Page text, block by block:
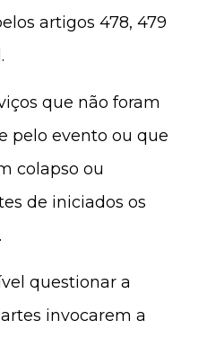
artigos 478, 479
que não foram
pelo evento ou que
colapso ou
de iniciados os
questionar a
invocarem a